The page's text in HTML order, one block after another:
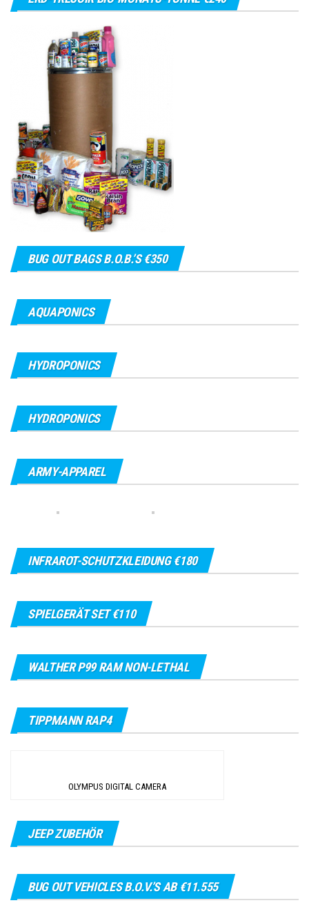
BUG OUT BAGS B.O.B.’S €350
AQUAPONICS
HYDROPONICS
HYDROPONICS
ARMY-APPAREL
INFRAROT-SCHUTZKLEIDUNG €180
SPIELGERÄT SET €110
WALTHER P99 RAM NON-LETHAL
TIPPMANN RAP4
OLYMPUS DIGITAL CAMERA
JEEP ZUBEHÖR
BUG OUT VEHICLES B.O.V.’S AB €11.555